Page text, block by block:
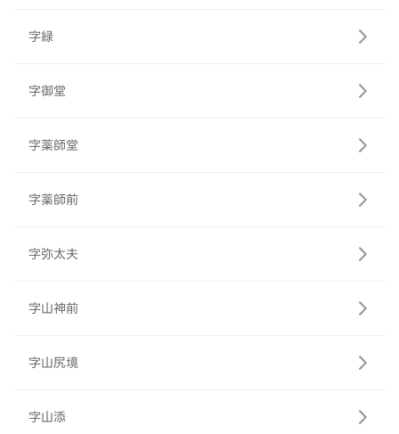
字緑
字御堂
字薬師堂
字薬師前
字弥太夫
字山神前
字山尻境
字山添